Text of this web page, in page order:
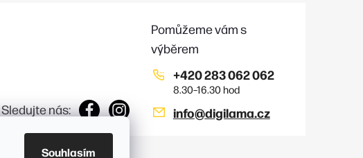
Souhlasím
info@digilama.cz
+420 283 062 062
Sledujte nás: